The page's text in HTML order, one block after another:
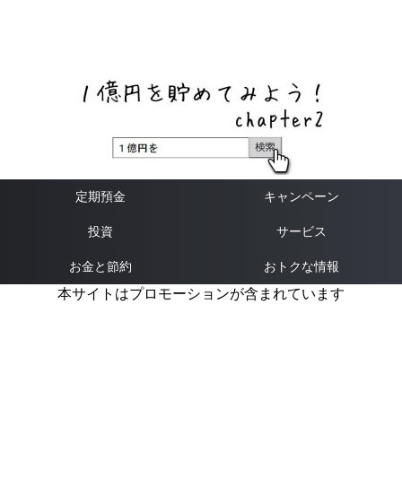
定期預金 キャンペーン
投資 サービス
お金と節約 おトクな情報
本サイトはプロモーションが含まれています